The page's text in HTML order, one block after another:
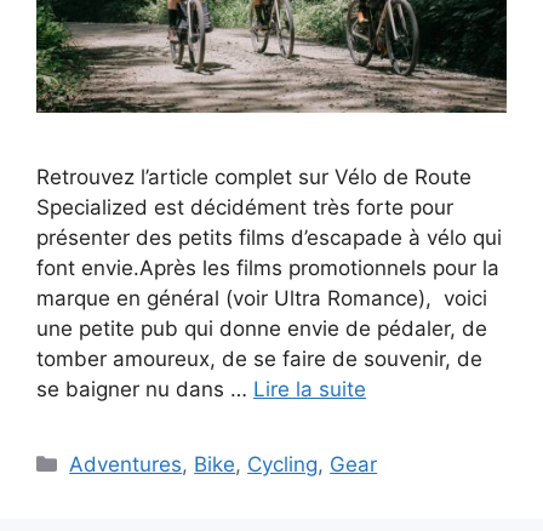
Retrouvez l’article complet sur Vélo de Route
Specialized est décidément très forte pour
présenter des petits films d’escapade à vélo qui
font envie.Après les films promotionnels pour la
marque en général (voir Ultra Romance), voici
une petite pub qui donne envie de pédaler, de
tomber amoureux, de se faire de souvenir, de
se baigner nu dans … Lire la suite
Catégories
Adventures, Bike, Cycling, Gear